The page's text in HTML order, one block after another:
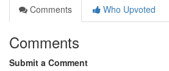
Comments
Who Upvoted
Comments
Submit a Comment